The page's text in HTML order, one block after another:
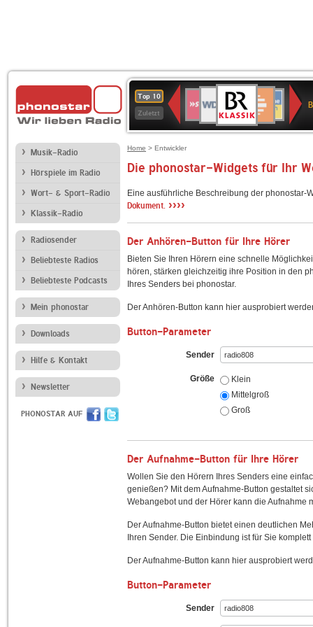
Top 10
Zuletzt
Deutschlandfunk
80er
90er
OLDIE
ANTENNE
4
BR-
KLASSIK
Deutschlandfunk
Kultur
ANTENNE
BAYERN
SWR
Kultur
NDR
2
Musik-Radio
Hörspiele im Radio
Wort- & Sport-Radio
Klassik-Radio
Radiosender
Beliebteste Radios
Beliebteste Podcasts
Mein phonostar
Downloads
Hilfe & Kontakt
Newsletter
PHONOSTAR AUF
Home > Entwickler
Die phonostar-Widgets für Ihr
Eine ausführliche Beschreibung der
Dokument. ››››
Der Anhören-Button für Ihre Hörer
Bieten Sie Ihren Hörern eine schnelle
hören, stärken gleichzeitig ihre Position in den
Ihres Senders bei phonostar.
Der Anhören-Button kann hier ausprobiert
Button-Parameter
Sender
Größe
Klein
Mittelgroß
Groß
Der Aufnahme-Button für Ihre Hörer
Wollen Sie den Hörern Ihres Senders eine
genießen? Mit dem Aufnahme-Button gestaltet
Webangebot und der Hörer kann die Aufnahme
Der Aufnahme-Button bietet einen deutlichen
Ihren Sender. Die Einbindung ist für Sie
Der Aufnahme-Button kann hier ausprobiert
Button-Parameter
Sender